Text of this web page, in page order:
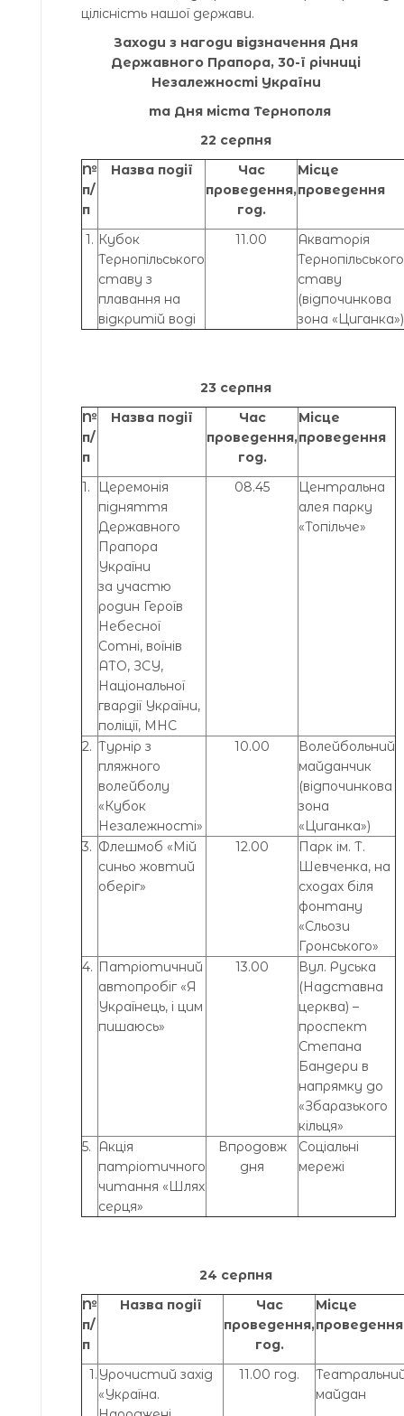
цілісність нашої держави.
Заходи з нагоди відзначення Дня
Державного Прапора, 30-ї річниці
Незалежності України
та Дня міста Тернополя
22 серпня
№
п/
п
Назва події
Час
проведення,
год.
Місце
проведення
1. Кубок
Тернопільського
ставу з
плавання на
відкритій воді
11.00
Акваторія
Тернопільського
ставу
(відпочинкова
зона «Циганка»)
23 серпня
№
п/
п
Назва події
Час
проведення,
год.
Місце
проведення
1.
Церемонія
підняття
Державного
Прапора
України
за участю
родин Героїв
Небесної
Сотні, воїнів
АТО, ЗСУ,
Національної
гвардії України,
поліції, МНС
08.45
Центральна
алея парку
«Топільче»
2. Турнір з
пляжного
волейболу
«Кубок
Незалежності»
10.00
Волейбольний
майданчик
(відпочинкова
зона
«Циганка»)
3. Флешмоб «Мій
синьо жовтий
оберіг»
12.00
Парк ім. Т.
Шевченка, на
сходах біля
фонтану
«Сльози
Гронського»
4. Патріотичний
автопробіг «Я
Українець, і цим
пишаюсь»
13.00
Вул. Руська
(Надставна
церква) –
проспект
Степана
Бандери в
напрямку до
«Збаразького
кільця»
5.
Акція
патріотичного
читання «Шлях
серця»
Впродовж
дня
Соціальні
мережі
24 серпня
№
п/
п
Назва події
Час
проведення,
год.
Місце
проведення
1. Урочистий захід
«Україна.
11.00 год.
майдан